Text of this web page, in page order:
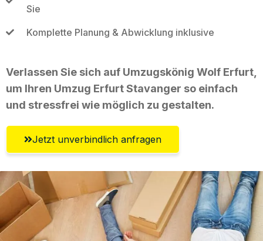
Sie
Komplette Planung & Abwicklung inklusive
Verlassen Sie sich auf Umzugskönig Wolf Erfurt,
um Ihren Umzug Erfurt Stavanger so einfach
und stressfrei wie möglich zu gestalten.
Jetzt unverbindlich anfragen